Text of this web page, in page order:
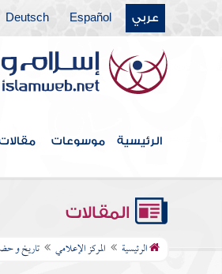
عربي Español
Deutsch
الرئيسية موسوعات
المقالات
الرئيسية المركز الإعلامي تاريخ و